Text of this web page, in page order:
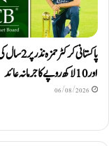
پاکستانی کرکٹر
اور 10 لاکھ روپےکا جرمانہ عائد
06/08/2026